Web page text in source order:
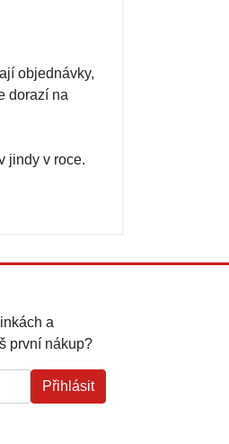
objednávky,
dorazí na
jindy v roce.
a
první nákup?
Přihlásit